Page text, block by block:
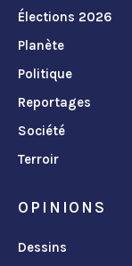
Élections 2026
Planète
Politique
Reportages
Société
Terroir
OPINIONS
Dessins